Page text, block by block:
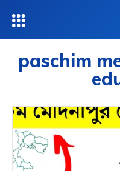
paschim